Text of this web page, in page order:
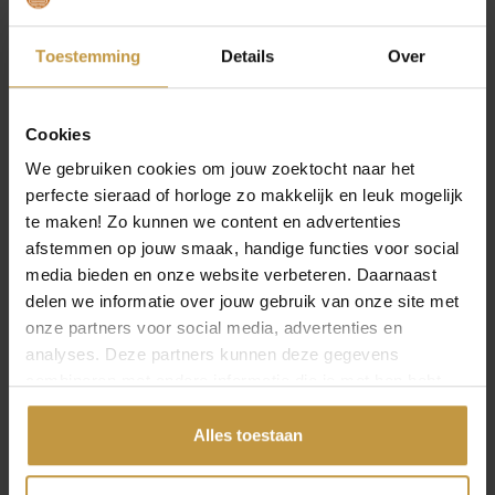
Toestemming Details Over
Cookies
We gebruiken cookies om jouw zoektocht naar het
perfecte sieraad of horloge zo makkelijk en leuk mogelijk
te maken! Zo kunnen we content en advertenties
afstemmen op jouw smaak, handige functies voor social
media bieden en onze website verbeteren. Daarnaast
delen we informatie over jouw gebruik van onze site met
onze partners voor social media, advertenties en
analyses. Deze partners kunnen deze gegevens
gedeeld of die ze hebben verzameld via jouw gebruik van
Alles toestaan
C286G BICOLOR
Direct leverbaar, 1
C284B BLAUW
Direct leverbaar, 1